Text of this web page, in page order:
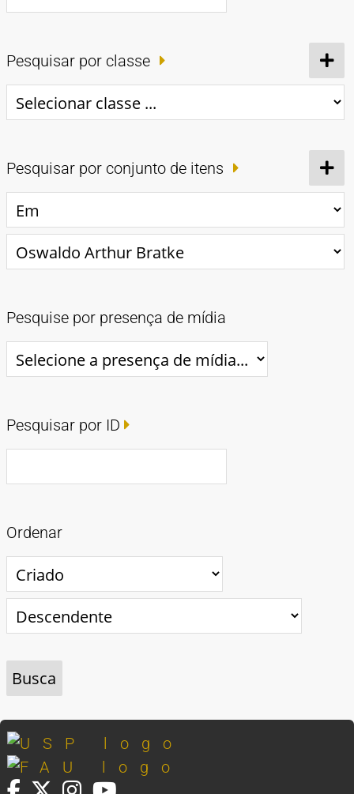
Pesquisar por classe
Pesquisar por conjunto de itens
Pesquise por presença de mídia
Pesquisar por ID
Ordenar